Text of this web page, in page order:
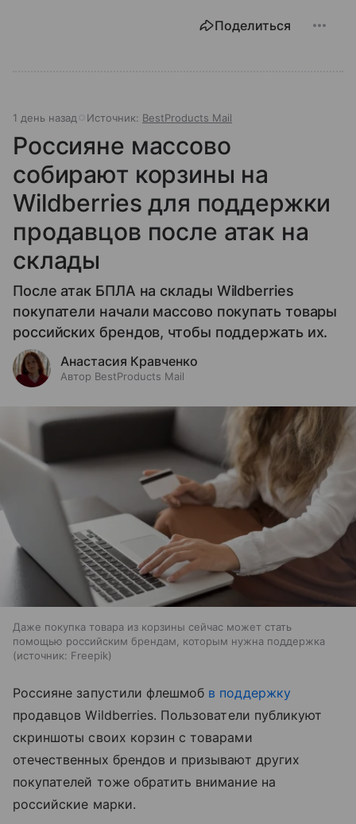
Поделиться
1 день назад Источник: BestProducts Mail
Россияне массово
собирают корзины на
Wildberries для поддержки
продавцов после атак на
склады
После атак БПЛА на склады Wildberries
покупатели начали массово покупать товары
российских брендов, чтобы поддержать их.
Анастасия Кравченко
Автор BestProducts Mail
Даже покупка товара из корзины сейчас может стать
помощью российским брендам, которым нужна поддержка
источник: Freepik
Россияне запустили флешмоб в поддержку
продавцов Wildberries. Пользователи публикуют
скриншоты своих корзин с товарами
отечественных брендов и призывают других
покупателей тоже обратить внимание на
российские марки.